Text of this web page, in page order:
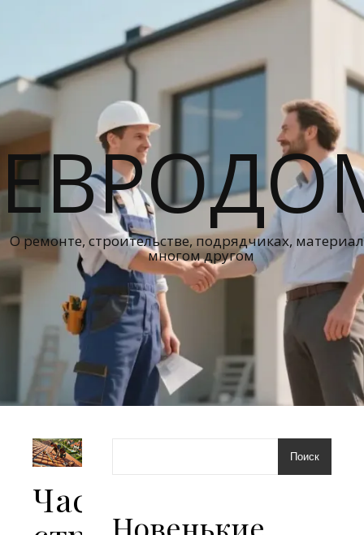
О ремонте, строительстве, подрядчиках,
многом другом
Частное
Поиск
Новенькие